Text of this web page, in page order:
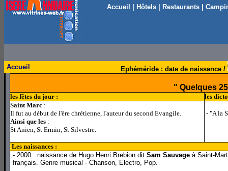
Accueil Hôtels| Restaurants|
Accueil Ephéméride : date de naissance /
" Quelques
les fêtes du jour :
les
Saint Marc :
Il fut au début de l'ère chrétienne, l'auteur du second Evangile.
Ainsi que les :
St Anien, St Ermin, St Silvestre.
- "A la
lLes naissances :
- 2000 : naissance de Hugo Henri Brebion dit Sam Sauvage à Saint-
français. Genre musical - Chanson, Electro, Pop.